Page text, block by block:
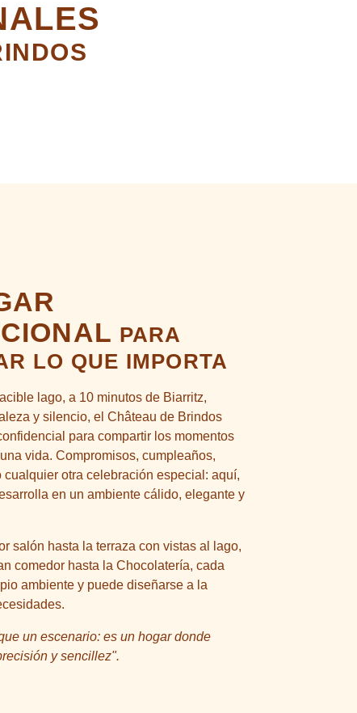
PARA
LO QUE IMPORTA
lago, a 10 minutos de Biarritz,
y silencio, el Château de Brindos
para compartir los momentos
vida. Compromisos, cumpleaños,
cualquier otra celebración especial: aquí,
en un ambiente cálido, elegante y
salón hasta la terraza con vistas al lago,
comedor hasta la Chocolatería, cada
ambiente y puede diseñarse a la
un escenario: es un hogar donde
y sencillez".